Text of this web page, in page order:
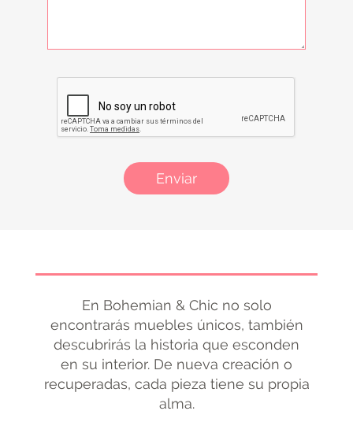
Enviar
En Bohemian & Chic no solo
encontrarás muebles únicos, también
descubrirás la historia que esconden
en su interior. De nueva creación o
recuperadas, cada pieza tiene su propia
alma.